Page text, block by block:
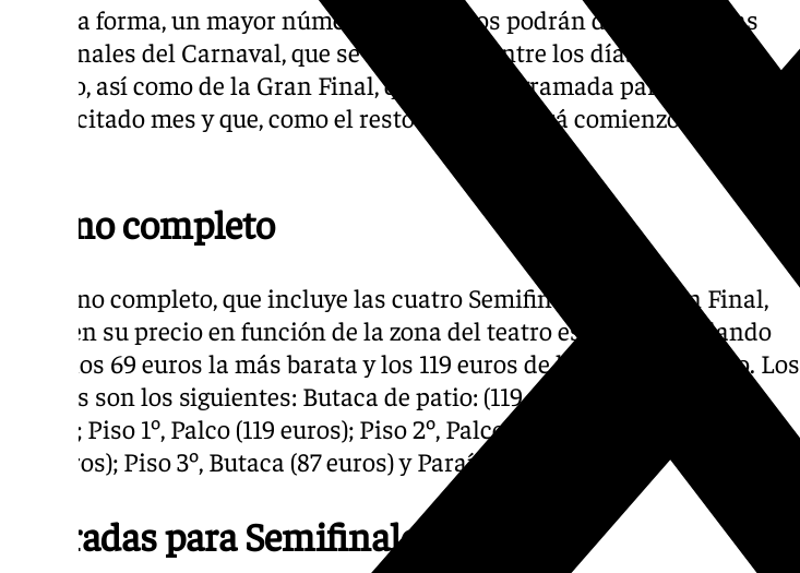
De esta forma, un mayor número de usuarios podrán disfrutar de las
semifinales del Carnaval, que se celebrarán entre los días 16 y 19 de
febrero, así como de la Gran Final, que está programada para el viernes
21 del citado mes y que, como el resto de fases, dará comienzo a las 20.00
Abono completo
El abono completo, que incluye las cuatro Semifinales y la Gran Final,
varía en su precio en función de la zona del teatro escogida, oscilando
entre los 69 euros la más barata y los 119 euros de la butaca de patio. Los
precios son los siguientes: Butaca de patio: (119 euros); Platea (119
euros); Piso 1º, Palco (119 euros); Piso 2º, Palco (98 euros); Piso 2º, Butaca
(87 euros); Piso 3º, Butaca (87 euros) y Paraíso (69 euros)
Entradas para Semifinales